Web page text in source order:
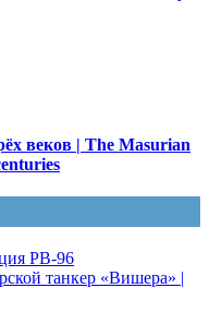
веков | The Masurian
РВ-96
танкер «Вишера» |